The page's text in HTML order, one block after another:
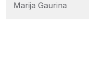
Marija Gaurina